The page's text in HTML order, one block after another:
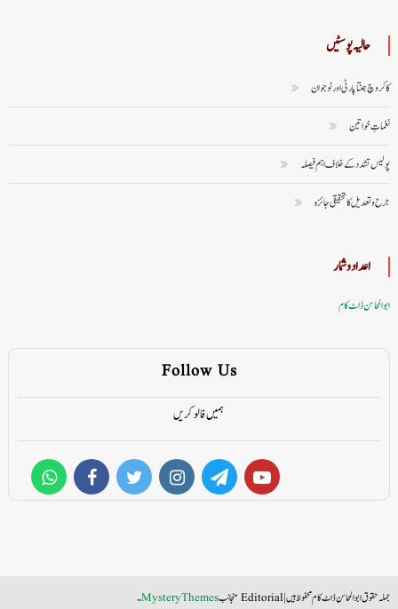
حالیہ پوسٹیں
کاکروچ جنتا پارٹی اور نوجوان
نغماتِ خواتین
پولیس تشدد کے خلاف اہم فیصلہ
جرح و تعدیل کا تحقیقی جائزہ
اعداد وشمار
ابوالمحاسن ڈاٹ کام
Follow Us
ہمیں فالو کریں
جملہ حقوق ابوالمحاسن ڈاٹ کام محفوظ ہیں|Editorial منجانب MysteryThemes۔